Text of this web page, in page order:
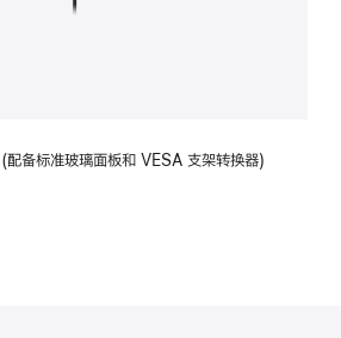
备标准玻璃面板和 VESA 支架转换器)